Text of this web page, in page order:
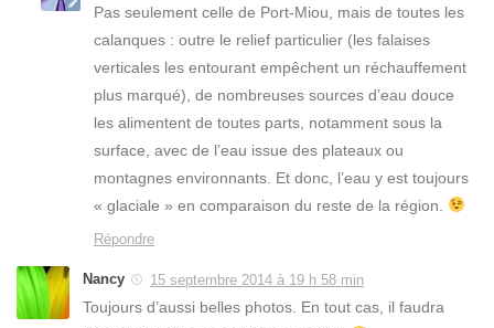
Pas seulement celle de Port-Miou, mais de toutes les
calanques : outre le relief particulier (les falaises
verticales les entourant empêchent un réchauffement
plus marqué), de nombreuses sources d’eau douce
les alimentent de toutes parts, notamment sous la
surface, avec de l’eau issue des plateaux ou
montagnes environnants. Et donc, l’eau y est toujours
« glaciale » en comparaison du reste de la région.
Répondre
Nancy 15 septembre 2014 à 19 h 58 min
Toujours d’aussi belles photos. En tout cas, il faudra